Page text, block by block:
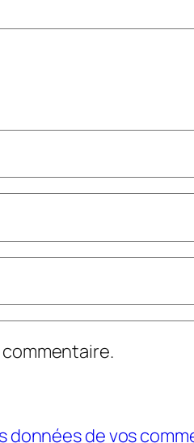
données de vos